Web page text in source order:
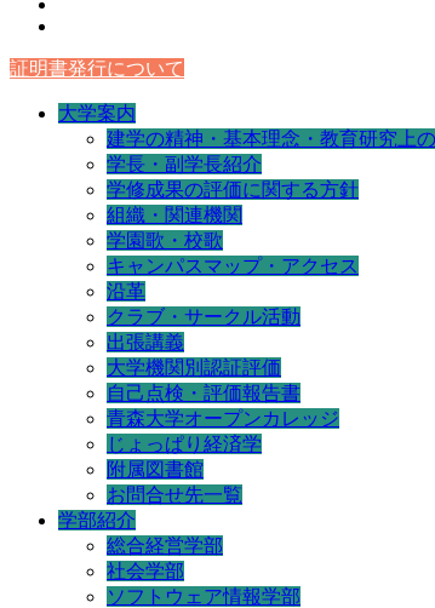
証明書発行について
大学案内
建学の精神・基本理念・教育研究上
学長・副学長紹介
学修成果の評価に関する方針
組織・関連機関
学園歌・校歌
キャンパスマップ・アクセス
沿革
クラブ・サークル活動
出張講義
大学機関別認証評価
自己点検・評価報告書
青森大学オープンカレッジ
じょっぱり経済学
附属図書館
お問合せ先一覧
学部紹介
総合経営学部
社会学部
ソフトウェア情報学部